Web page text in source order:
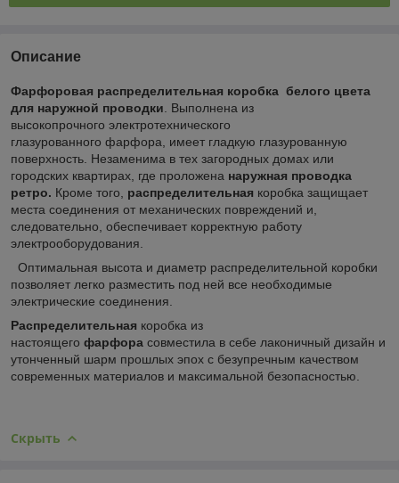
Описание
Фарфоровая распределительная коробка белого цвета
для наружной проводки . Выполнена из
высокопрочного электротехнического
глазурованного фарфора, имеет гладкую глазурованную
поверхность. Незаменима в тех загородных домах или
городских квартирах, где проложена наружная проводка
ретро. Кроме того, распределительная коробка защищает
места соединения от механических повреждений и,
следовательно, обеспечивает корректную работу
электрооборудования.
Оптимальная высота и диаметр распределительной коробки
позволяет легко разместить под ней все необходимые
электрические соединения.
Распределительная коробка из
настоящего фарфора совместила в себе лаконичный дизайн и
утонченный шарм прошлых эпох с безупречным качеством
современных материалов и максимальной безопасностью.
Скрыть